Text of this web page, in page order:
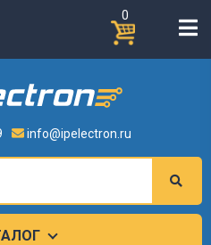
0
info@ipelectron.ru